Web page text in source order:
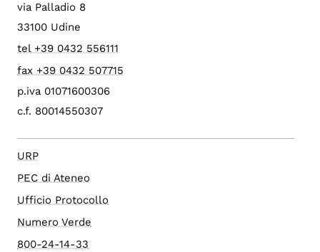
via Palladio 8
33100 Udine
tel +39 0432 556111
fax +39 0432 507715
p.iva 01071600306
c.f. 80014550307
URP
PEC di Ateneo
Ufficio Protocollo
Numero Verde
800-24-14-33